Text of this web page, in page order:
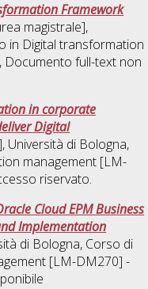
Framework
magistrale],
in Digital transformation
, Documento full-text non
in corporate
Digital
Università di Bologna,
management [LM-
riservato.
Cloud EPM Business
Implementation
di Bologna, Corso di
[LM-DM270] -